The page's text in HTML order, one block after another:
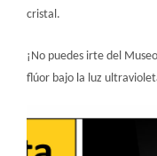
cri​​​​​​stal.
¡No puedes irte del
flúor bajo la luz